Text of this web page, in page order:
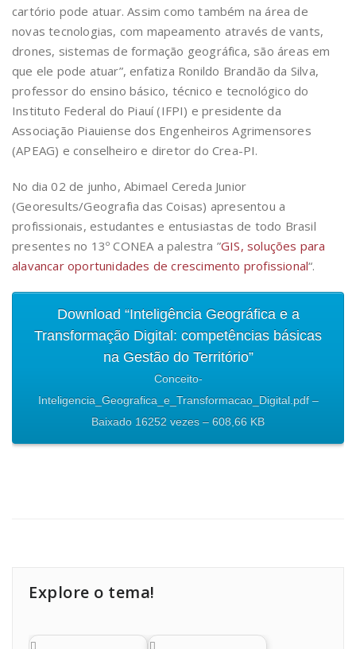
cartório pode atuar. Assim como também na área de
novas tecnologias, com mapeamento através de vants,
drones, sistemas de formação geográfica, são áreas em
que ele pode atuar”, enfatiza Ronildo Brandão da Silva,
professor do ensino básico, técnico e tecnológico do
Instituto Federal do Piauí (IFPI) e presidente da
Associação Piauiense dos Engenheiros Agrimensores
(APEAG) e conselheiro e diretor do Crea-PI.
No dia 02 de junho, Abimael Cereda Junior
(Georesults/Geografia das Coisas) apresentou a
profissionais, estudantes e entusiastas de todo Brasil
presentes no 13º CONEA a palestra ”GIS, soluções para
alavancar oportunidades de crescimento profissional“.
Download “Inteligência Geográfica e a
Transformação Digital: competências básicas
na Gestão do Território”
Conceito-
Inteligencia_Geografica_e_Transformacao_Digital.pdf –
Baixado 16252 vezes – 608,66 KB
Explore o tema!